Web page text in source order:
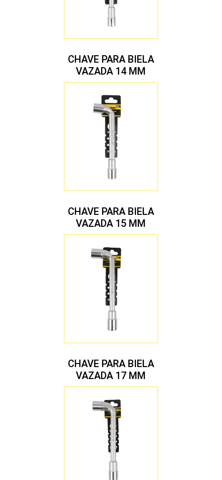
CHAVE PARA BIELA
VAZADA 14 MM
CHAVE PARA BIELA
VAZADA 15 MM
CHAVE PARA BIELA
VAZADA 17 MM